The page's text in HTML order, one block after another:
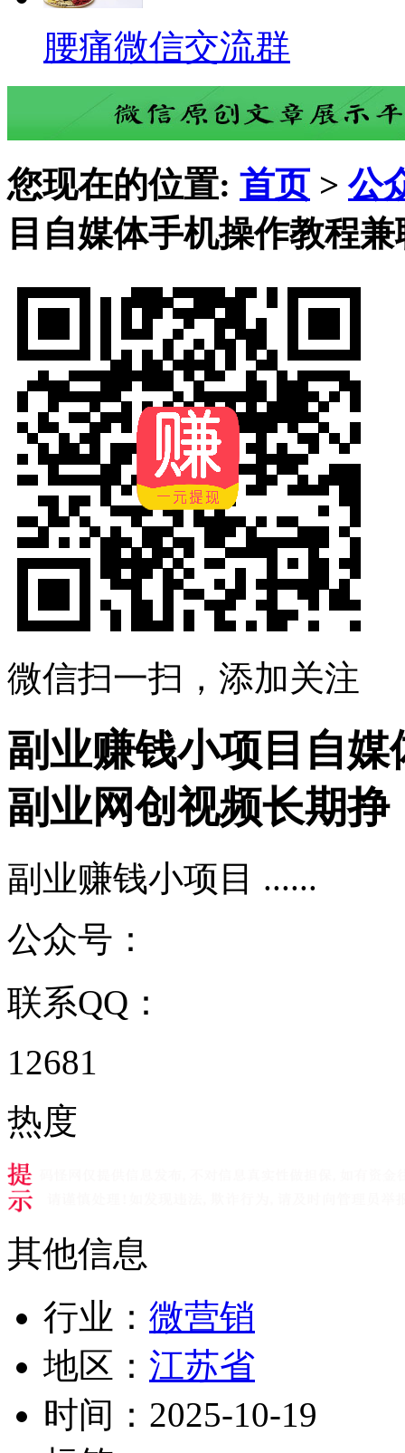
腰痛微信交流群
您现在的位置: 首页 > 公
目自媒体手机操作教程
微信扫一扫，添加关注
副业赚钱小项目自
副业网创视频长期挣
副业赚钱小项目 ......
公众号：
联系QQ：
12681
热度
其他信息
行业： 微营销
地区： 江苏省
时间： 2025-10-19